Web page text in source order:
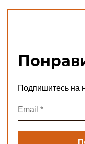
Подпишитесь на